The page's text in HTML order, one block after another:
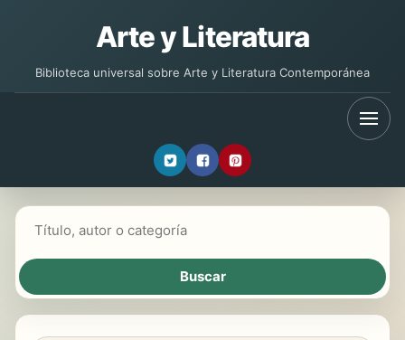
Arte y Literatura
Biblioteca universal sobre Arte y Literatura Contemporánea